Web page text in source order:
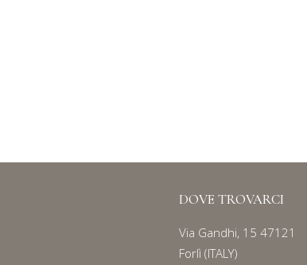
DOVE TROVARCI
Via Gandhi, 15 47121
Forlì (ITALY)